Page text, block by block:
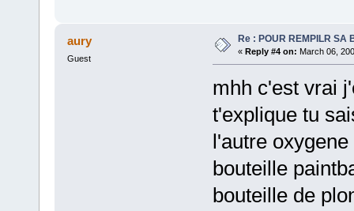
aury
Guest
Re : POUR REMPILR SA
« Reply #4 on: March 06,
mhh c'est vrai
t'explique tu
l'autre
bouteille
bouteille de